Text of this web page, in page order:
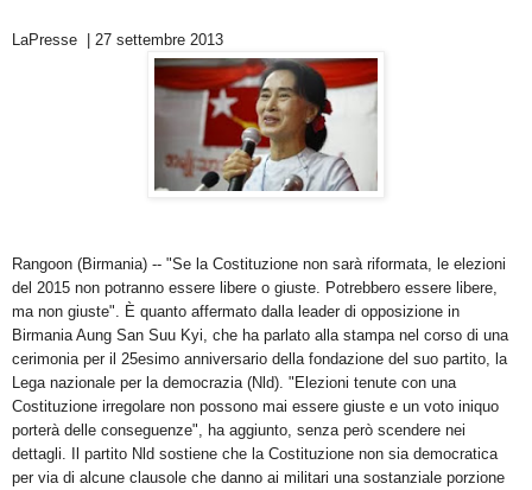
LaPresse | 27 settembre 2013
Rangoon (Birmania) -- "Se la Costituzione non sarà riformata, le elezioni
del 2015 non potranno essere libere o giuste. Potrebbero essere libere,
ma non giuste". È quanto affermato dalla leader di opposizione in
Birmania Aung San Suu Kyi, che ha parlato alla stampa nel corso di una
cerimonia per il 25esimo anniversario della fondazione del suo partito, la
Lega nazionale per la democrazia (Nld). "Elezioni tenute con una
Costituzione irregolare non possono mai essere giuste e un voto iniquo
porterà delle conseguenze", ha aggiunto, senza però scendere nei
dettagli. Il partito Nld sostiene che la Costituzione non sia democratica
per via di alcune clausole che danno ai militari una sostanziale porzione